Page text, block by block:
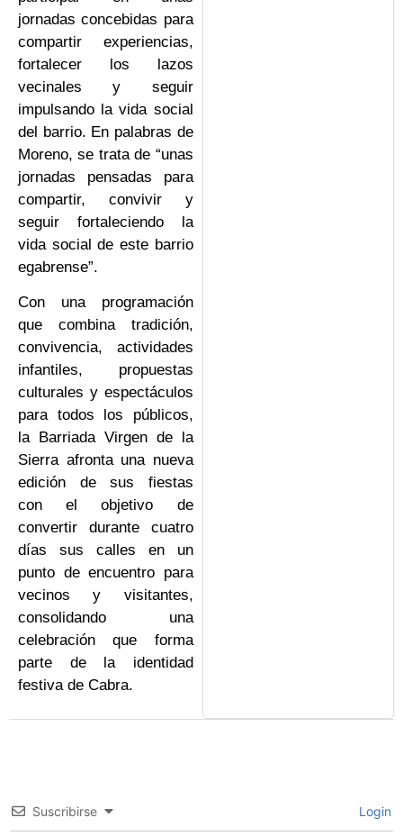
jornadas concebidas para
compartir experiencias,
fortalecer los lazos
vecinales y seguir
impulsando la vida social
del barrio. En palabras de
Moreno, se trata de “unas
jornadas pensadas para
compartir, convivir y
seguir fortaleciendo la
vida social de este barrio
egabrense”.
Con una programación
que combina tradición,
convivencia, actividades
infantiles, propuestas
culturales y espectáculos
para todos los públicos,
la Barriada Virgen de la
Sierra afronta una nueva
edición de sus fiestas
con el objetivo de
convertir durante cuatro
días sus calles en un
punto de encuentro para
vecinos y visitantes,
consolidando una
celebración que forma
parte de la identidad
festiva de Cabra.
Suscribirse Login